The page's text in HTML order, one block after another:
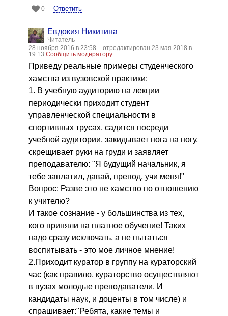
0 Ответить
Евдокия Никитина
Читатель
28 ноября 2016 в 23:58
отредактирован 23 мая 2018 в
19:13Сообщить модератору
Приведу реальные примеры студенческого
хамства из вузовской практики:
1. В учебную аудиторию на лекции
периодически приходит студент
управленческой специальности в
спортивных трусах, садится посреди
учебной аудитории, закидывает нога на ногу,
скрещивает руки на груди и заявляет
преподавателю: "Я будущий начальник, я
тебе заплатил, давай, препод, учи меня!"
Вопрос: Разве это не хамство по отношению
к учителю?
И такое сознание - у большинства из тех,
кого приняли на платное обучение! Таких
надо сразу исключать, а не пытаться
воспитывать - это мое личное мнение!
2.Приходит куратор в группу на кураторский
час (как правило, кураторство осуществляют
в вузах молодые преподаватели, И
кандидаты наук, и доценты в том числе) и
спрашивает:"Ребята, какие темы и